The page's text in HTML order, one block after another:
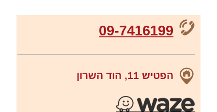
09-7416199
הפטיש 11, הוד השרון